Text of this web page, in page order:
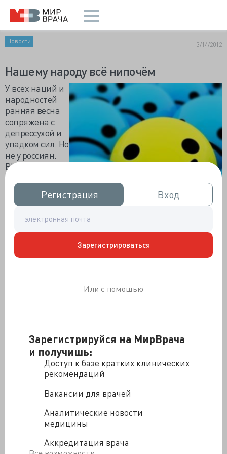
Зарегистрируйся на МирВрача
и получишь:
Доступ к базе кратких клинических
рекомендаций
Вакансии для врачей
Аналитические новости
медицины
Аккредитация врача
Регистрация
Регистрация Вход
Вход
Зарегистрироваться
Или с помощью
Новости 3/14/2012
Нашему народу всё нипочём
У всех наций и
народностей
ранняя весна
сопряжена с
депрессухой и
упадком сил. Но
не у россиян.
ВЦИОМ
диагностирова
л всплеск
личного
невзирая на
индуцированну
ю выборами революционную ситуацию,в отношении
будущего страны мы полны радужных надежд.
пунктов и дошёл до максимума не только за
показателей растет уже третий месяц подряд. Что
это, желание в чужих глазах выглядеть более
успешным или реальная оценка собственных
достижений?
Ругаем президента и правительство, а работу их
оцениваем с плюсом - индекс оценок экономической
ситуации в стране демонстрирует серьезную
позитивную динамику второй месяц подряд. А как же
а на самом деле, думаем не в унисон с